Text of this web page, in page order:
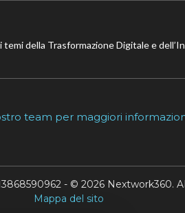
della Trasformazione Digitale e
team per maggiori
- © 2026 Nextwork360.
Mappa del sito